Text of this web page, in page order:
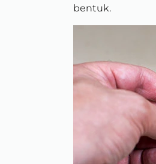
bentuk.